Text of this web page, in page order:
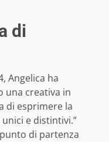
di
Angelica ha
una creativa in
di esprimere la
e distintivi.”
di partenza